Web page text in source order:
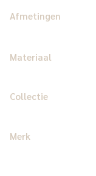
Afmetingen
Materiaal
Collectie
Merk